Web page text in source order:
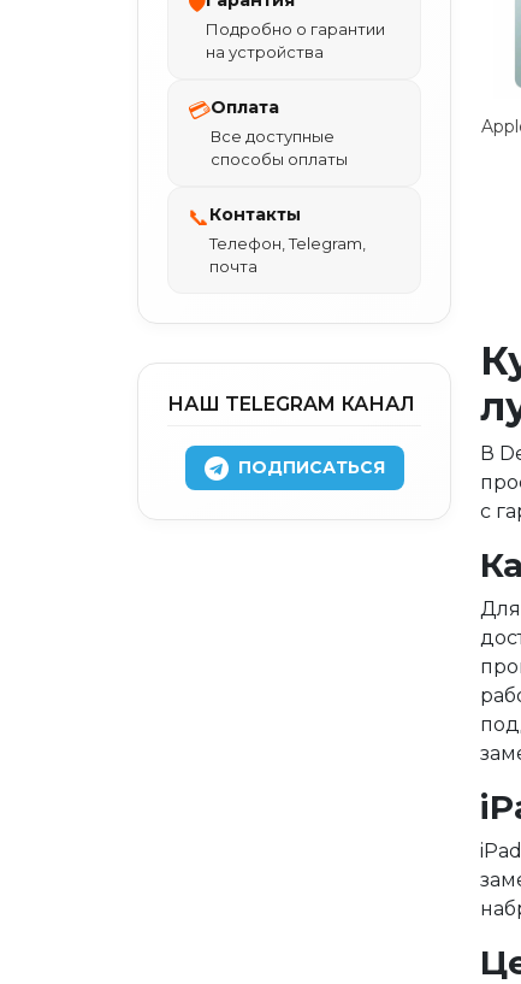
Подробно о гарантии
на устройства
💳Оплата
Все доступные
способы оплаты
📞Контакты
Телефон, Telegram,
почта
НАШ TELEGRAM КАНАЛ
ПОДПИСАТЬСЯ
В
с